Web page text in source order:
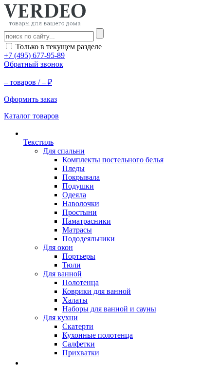
Только в текущем разделе
+7 (495) 677-95-89
Обратный звонок
– товаров /– ₽
Оформить заказ
Каталог товаров
Текстиль
Для спальни
Комплекты постельного белья
Пледы
Покрывала
Подушки
Одеяла
Наволочки
Простыни
Наматрасники
Матрасы
Пододеяльники
Для окон
Портьеры
Тюли
Для ванной
Полотенца
Коврики для ванной
Халаты
Наборы для ванной и сауны
Для кухни
Скатерти
Кухонные полотенца
Салфетки
Прихватки